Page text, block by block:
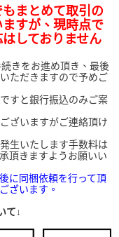
まとめて取引の
すが、現時点で
しておりません
きをお進め頂き、最後
ただきますので予めご
すと銀行振込のみご案
ざいますがご連絡頂け
生いたします手数料は
頂きますようお願いい
に同梱依頼を行って頂
ざいます。
て↓